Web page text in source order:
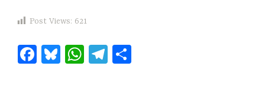
Post Views: 621
Fa Bl W Te